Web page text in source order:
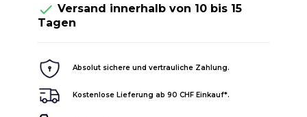
 Versand innerhalb von 10 bis 15
Tagen
Absolut sichere und vertrauliche Zahlung.
Kostenlose Lieferung ab 90 CHF Einkauf*.